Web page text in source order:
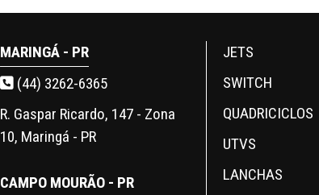
MARINGÁ - PR
(44) 3262-6365
R. Gaspar Ricardo, 147 - Zona
10, Maringá - PR
CAMPO MOURÃO - PR
JETS
SWITCH
QUADRICICLOS
UTVS
LANCHAS